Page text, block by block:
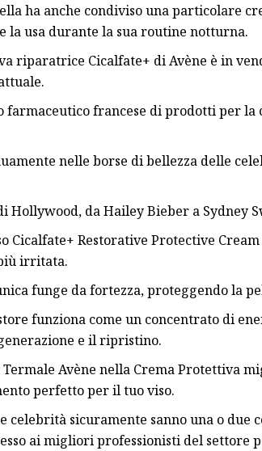
ha anche condiviso una particolare
la usa durante la sua routine notturna.
riparatrice Cicalfate+ di Avène è in
farmaceutico francese di prodotti per
nelle borse di bellezza delle
Hollywood, da Hailey Bieber a Sydney
Cicalfate+ Restorative Protective
irritata.
funge da fortezza, proteggendo la
funziona come un concentrato di
e il ripristino.
Termale Avène nella Crema Protettiva
perfetto per il tuo viso.
celebrità sicuramente sanno una o
ai migliori professionisti del settore